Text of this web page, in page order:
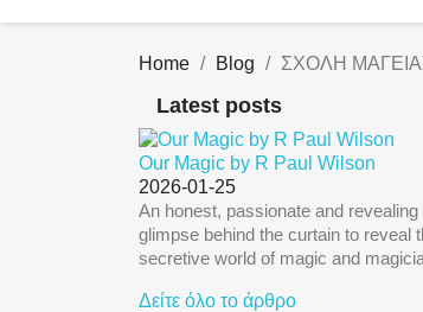
Home Blog ΣΧΟΛΗ
Latest posts
Our Magic by R Paul Wilson
2026-01-25
An honest, passionate and revealing
glimpse behind the curtain to reveal
secretive world of magic and
Δείτε όλο το άρθρο